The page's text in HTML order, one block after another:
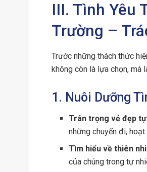
III. Tình Yêu
Trường –
Trước những thách thức
không còn là lựa chọn, mà
1. Nuôi Dưỡng
Trân trọng vẻ đẹp
những chuyến đi,
Tìm hiểu về thiên
của chúng trong tự